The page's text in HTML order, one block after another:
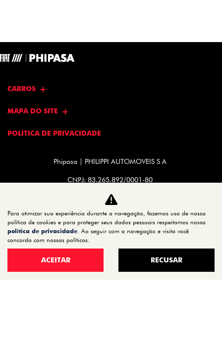
CARROS
MAPA DO SITE
POLÍTICA DE PRIVACIDADE
Phipasa | PHILIPPI AUTOMOVEIS S A
CNPJ: 83.265.892/0001-80
No trânsito, enxergar o outro salva
vidas.
Para otimizar sua experiência durante a navegação, fazemos uso de nossa
política de cookies e para proteger seus dados pessoais respeitamos nossa
política de privacidade. Ao seguir com a navegação e visita você
concorda com nossas políticas.
ACEITAR RECUSAR